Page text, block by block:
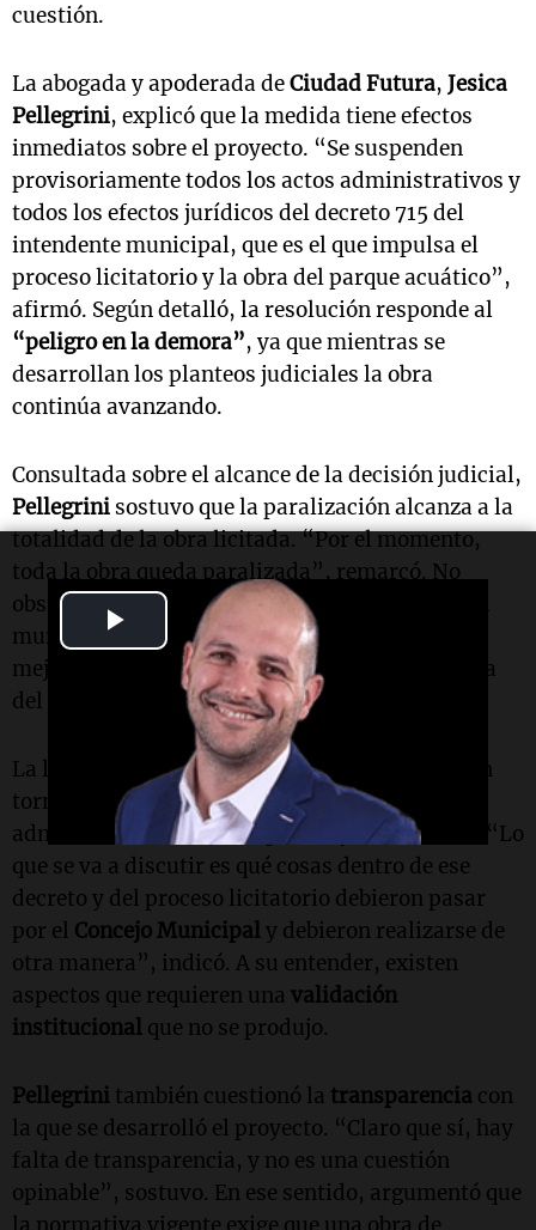
Play
Video
cuestión.
La abogada y apoderada deCiudad Futura, Jesica
Pellegrini, explicó que la medida tiene efectos
inmediatos sobre el proyecto. “Se suspenden
provisoriamente todos los actos administrativos y
todos los efectos jurídicos del decreto 715 del
intendente municipal, que es el que impulsa el
proceso licitatorio y la obra del parque acuático”,
afirmó. Según detalló, la resolución responde al
“peligro en la demora”, ya que mientras se
desarrollan los planteos judiciales la obra
continúa avanzando.
Consultada sobre el alcance de la decisión judicial,
Pellegrini sostuvo que la paralización alcanza a la
totalidad de la obra licitada. “Por el momento,
toda la obra queda paralizada”, remarcó. No
obstante, aclaró que la medida no impide que el
municipio realice tareas de mantenimiento o
mejoras menores en el espacio público por fuera
del procedimiento cuestionado.
La letrada señaló que el principal debate gira en
torno a la
legalidaddel procedimiento
administrativo utilizado por el
Ejecutivo local
. “Lo
que se va a discutir es qué cosas dentro de ese
decreto y del proceso licitatorio debieron pasar
por el Concejo Municipaly debieron realizarse de
otra manera”, indicó. A su entender, existen
aspectos que requieren una validación
institucional que no se produjo.
Pellegrini también cuestionó la transparencia con
la que se desarrolló el proyecto. “Claro que sí, hay
falta de transparencia, y no es una cuestión
opinable”, sostuvo. En ese sentido, argumentó que